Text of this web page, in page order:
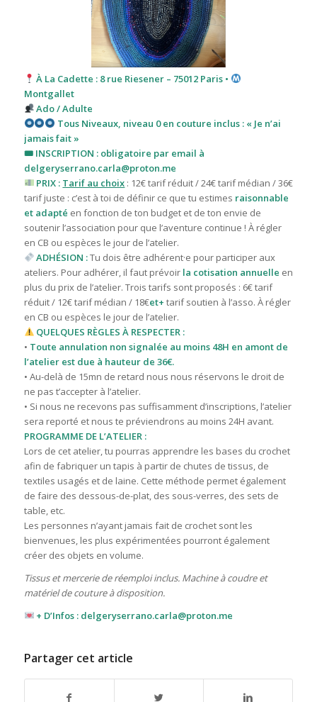
À La Cadette : 8 rue Riesener – 75012 Paris •
Montgallet
Ado / Adulte
Tous Niveaux, niveau 0 en couture inclus : « Je n’ai
jamais fait »
🎟 INSCRIPTION : obligatoire par email à
delgeryserrano.carla@proton.me
PRIX : Tarif au choix : 12€ tarif réduit / 24€ tarif médian / 36€
tarif juste : c’est à toi de définir ce que tu estimes raisonnable
et adapté en fonction de ton budget et de ton envie de
soutenir l’association pour que l’aventure continue ! À régler
en CB ou espèces le jour de l’atelier.
ADHÉSION :Tu dois être adhérent·e pour participer aux
ateliers. Pour adhérer, il faut prévoir la cotisation annuelle en
plus du prix de l’atelier. Trois tarifs sont proposés : 6€ tarif
réduit / 12€ tarif médian / 18€et+ tarifsoutien à l’asso. À régler
en CB ou espèces le jour de l’atelier.
QUELQUES RÈGLES À RESPECTER :
• Toute annulation non signalée au moins 48H en amont de
l’atelier est due à hauteur de 36€.
• Au-delà de 15mn de retard nous nous réservons le droit de
ne pas t’accepter à l’atelier.
• Si nous ne recevons pas suffisamment d’inscriptions, l’atelier
sera reporté et nous te préviendrons au moins 24H avant.
PROGRAMME DE L’ATELIER :
Lors de cet atelier, tu pourras apprendre les bases du crochet
afin de fabriquer un tapis à partir de chutes de tissus, de
textiles usagés et de laine. Cette méthode permet également
de faire des dessous-de-plat, des sous-verres, des sets de
table, etc.
Les personnes n’ayant jamais fait de crochet sont les
bienvenues, les plus expérimentées pourront également
créer des objets en volume.
Tissus et mercerie de réemploi inclus. Machine à coudre et
matériel de couture à disposition.
+ D’Infos : delgeryserrano.carla@proton.me
Partager cet article